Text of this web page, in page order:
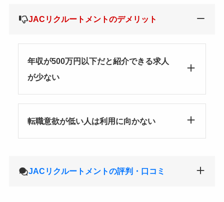
JACリクルートメントのデメリット
年収が500万円以下だと紹介できる求人
が少ない
転職意欲が低い人は利用に向かない
JACリクルートメントの評判・口コミ